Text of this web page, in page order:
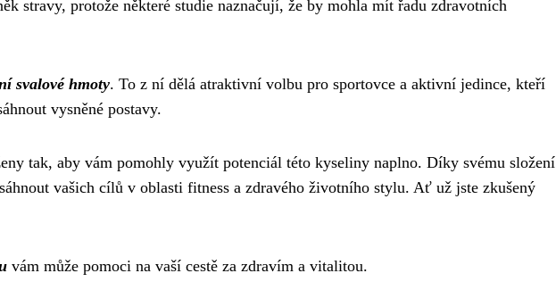
stravy, protože některé studie naznačují, že by mohla mít řadu zdravotních
svalové hmoty. To z ní dělá atraktivní volbu pro sportovce a aktivní jedince, kteří
vysněné postavy.
tak, aby vám pomohly využít potenciál této kyseliny naplno. Díky svému složení
vašich cílů v oblasti fitness a zdravého životního stylu. Ať už jste zkušený
vám může pomoci na vaší cestě za zdravím a vitalitou.